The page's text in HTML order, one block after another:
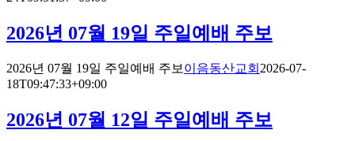
2026년 07월 19일 주일예배 주보
2026년 07월 19일 주일예배 주보이음동산교회 2026-07-
18T09:47:33+09:00
2026년 07월 12일 주일예배 주보